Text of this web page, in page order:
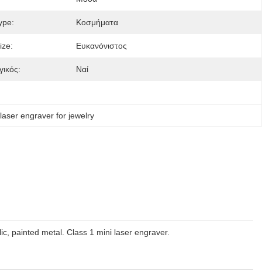
Κοσμήματα
Ευκανόνιστος
Ναί
engraver for jewelry
painted metal. Class 1 mini laser engraver.